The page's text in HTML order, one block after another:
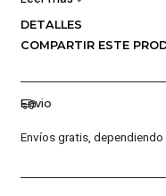
marca estampado! en
al producto. Y en la
garantizando que la
DETALLES
COMPARTIR ESTE
Envio
Envíos gratis,